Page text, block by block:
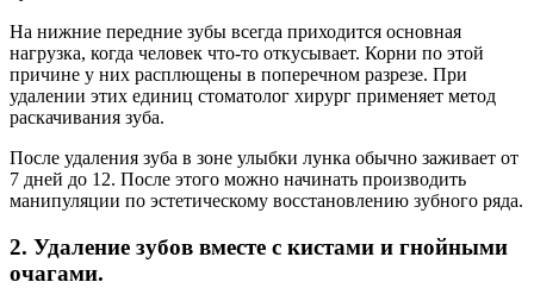
На нижние передние зубы всегда приходится основная
нагрузка, когда человек что-то откусывает. Корни по этой
причине у них расплющены в поперечном разрезе. При
удалении этих единиц стоматолог хирург применяет метод
раскачивания зуба.
После удаления зуба в зоне улыбки лунка обычно заживает от
7 дней до 12. После этого можно начинать производить
манипуляции по эстетическому восстановлению зубного ряда.
2. Удаление зубов вместе с кистами и гнойными
очагами.